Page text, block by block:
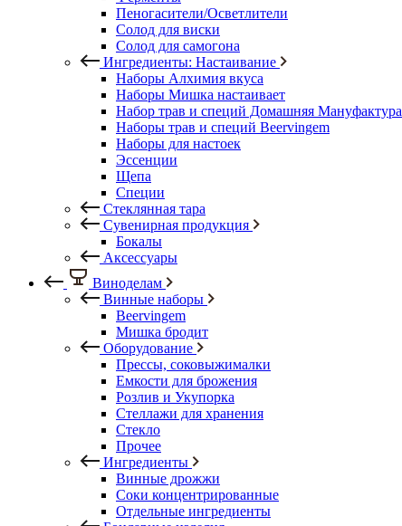
Пеногасители/Осветлители
Солод для виски
Солод для самогона
Ингредиенты: Настаивание
Наборы Алхимия вкуса
Наборы Мишка настаивает
Набор трав и специй Домашняя Мануфактура
Наборы трав и специй Beervingem
Наборы для настоек
Эссенции
Щепа
Специи
Стеклянная тара
Сувенирная продукция
Бокалы
Аксессуары
Виноделам
Винные наборы
Beervingem
Мишка бродит
Оборудование
Прессы, соковыжималки
Емкости для брожения
Розлив и Укупорка
Стеллажи для хранения
Стекло
Прочее
Ингредиенты
Винные дрожжи
Соки концентрированные
Отдельные ингредиенты